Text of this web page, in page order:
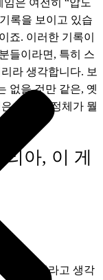
록을 보이고 있습
죠. 이러한 기록이
들이라면, 특히 스
라 생각합니다. 보
없을 것만 같은, 옛
도대체 정체가 뭘
아, 이 게
을 것이라고 생각